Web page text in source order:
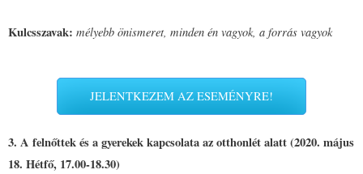
Kulcsszavak: mélyebb önismeret, minden én vagyok, a forrás vagyok
JELENTKEZEM AZ ESEMÉNYRE!
3. A felnőttek és a gyerekek kapcsolata az otthonlét alatt (2020. május
18. Hétfő, 17.00-18.30)